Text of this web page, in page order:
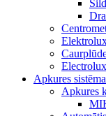
Apkures
Apkures